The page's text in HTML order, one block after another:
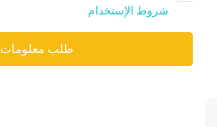
شروط الإستخدام
طلب معلومات